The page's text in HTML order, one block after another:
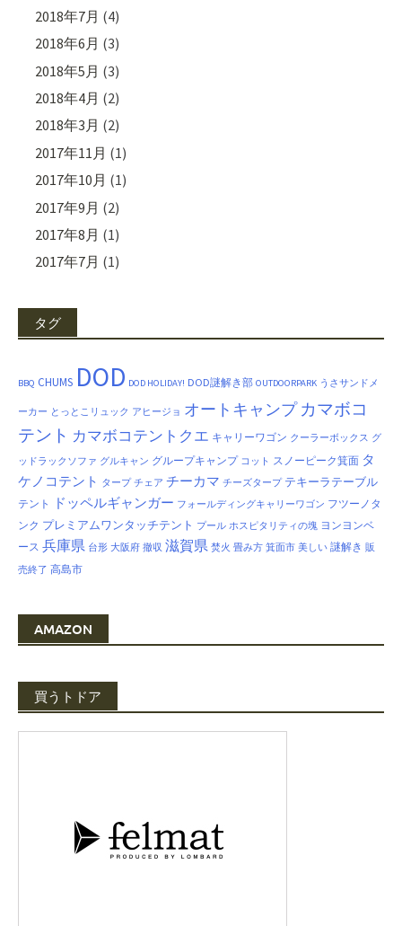
2018年7月 (4)
2018年6月 (3)
2018年5月 (3)
2018年4月 (2)
2018年3月 (2)
2017年11月 (1)
2017年10月 (1)
2017年9月 (2)
2017年8月 (1)
2017年7月 (1)
タグ
BBQ CHUMS DOD DOD HOLIDAY! DOD謎解き部 OUTDOORPARK うさサンドメ
ーカー とっとこリュック アヒージョ オートキャンプ カマボコ
テント カマボコテントクエ キャリーワゴン クーラーボックス グ
ッドラックソファ グルキャン グループキャンプ コット スノーピーク箕面 タ
ケノコテント タープ チェア チーカマ チーズタープ テキーラテーブル
テント ドッペルギャンガー フォールディングキャリーワゴン フツーノタ
ンク プレミアムワンタッチテント プール ホスピタリティの塊 ヨンヨンベ
ース 兵庫県 台形 大阪府 撤収 滋賀県 焚火 畳み方 箕面市 美しい 謎解き 販
売終了 高島市
AMAZON
買うトドア